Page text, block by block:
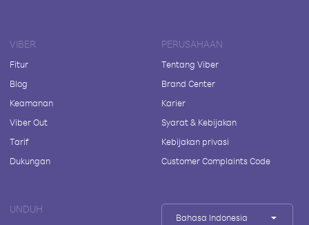
VIBER
Fitur
Blog
Keamanan
Viber Out
Tarif
Dukungan
PERUSAHAAN
Tentang Viber
Brand Center
Karier
Syarat & Kebijakan
Kebijakan privasi
Customer Complaints Code
UNDUH
Bahasa Indonesia